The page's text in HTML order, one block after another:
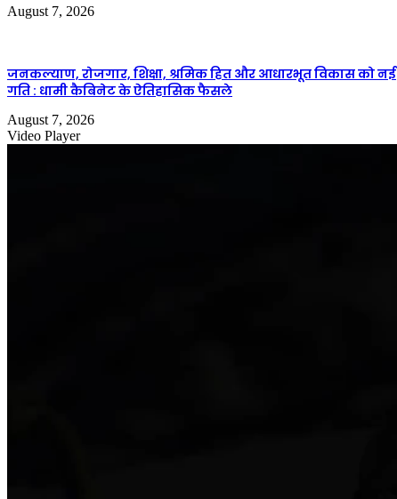
August 7, 2026
जनकल्याण, रोजगार, शिक्षा, श्रमिक हित और आधारभूत विकास को नई
गति : धामी कैबिनेट के ऐतिहासिक फैसले
August 7, 2026
Video Player